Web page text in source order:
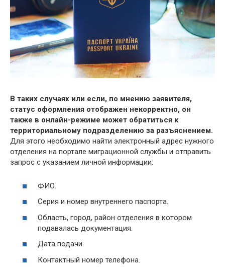
В таких случаях или если, по мнению заявителя,
статус оформления отображен некорректно, он
также в онлайн-режиме может обратиться к
территориальному подразделению за разъяснением.
Для этого необходимо найти электронный адрес нужного
отделения на портале миграционной службы и отправить
запрос с указанием личной информации:
ФИО.
Серия и номер внутреннего паспорта.
Область, город, район отделения в котором
подавалась документация.
Дата подачи.
Контактный номер телефона.